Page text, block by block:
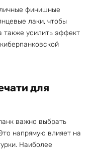
финишные
лаки, чтобы
также усилить эффект
для
важно выбрать
напрямую влияет на
Наиболее